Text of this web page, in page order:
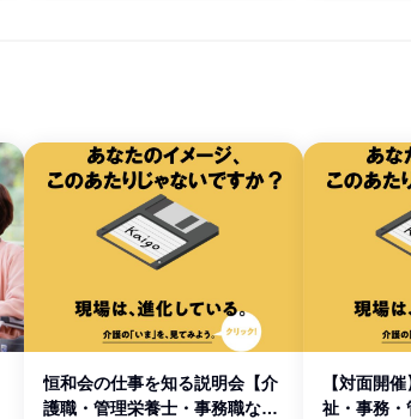
恒和会の仕事を知る説明会【介
護職・管理栄養士・事務職な
【対面開
祉・事務・